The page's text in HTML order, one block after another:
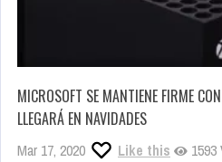
MICROSOFT SE MANTIENE FIRME
LLEGARÁ EN NAVIDADES
Mar 17, 2020 Like this 1593